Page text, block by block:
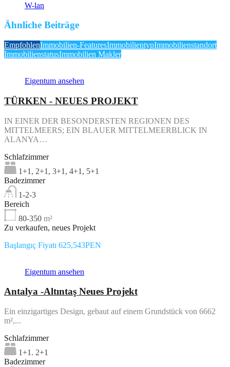
W-lan
Ähnliche Beiträge
EmpfohlenImmobilien-FeaturesImmobilientypImmobilienstandort
ImmobilienstatusImmobilien Makler
Eigentum ansehen
TÜRKEN - NEUES PROJEKT
IN EINER DER BESONDERSTEN REGIONEN DES
MITTELMEERS; EIN BLAUER MITTELMEERBLICK IN
ALANYA…
Schlafzimmer
1+1, 2+1, 3+1, 4+1, 5+1
Badezimmer
1-2-3
Bereich
80-350 m²
Zu verkaufen, neues Projekt
Başlangıç Fiyatı 625,543PEN
Eigentum ansehen
Antalya -Altıntaş Neues Projekt
Ein einzigartiges Design, gebaut auf einem Grundstück von 6662
m²,...
Schlafzimmer
1+1. 2+1
Badezimmer